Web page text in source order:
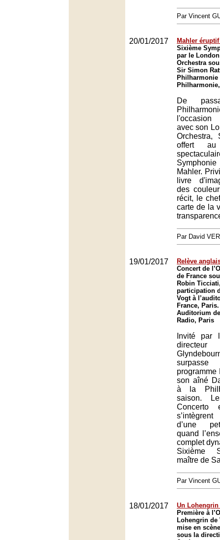
Par Vincent
20/01/2017
Mahler
Sixième
par le
Orchestra
Sir Simon
Philharmonie
De
avec son
Orchestra,
offert
Mahler.
livre
des
récit, le
carte de la
Par David
19/01/2017
Relève
Concert de
de France
Robin
participation
Vogt à
France, Paris.
Auditorium
Radio, Paris
Invité par
programme
son aîné
à la
saison.
Concerto
d’une
quand
complet
Sixième
maître de
Par Vincent
18/01/2017
Un
Première à
Lohengrin de
mise en
sous la